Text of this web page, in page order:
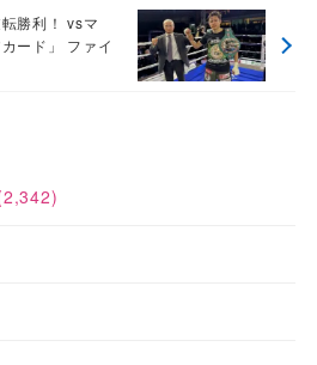
勝利！ vsマ
ード」 ファイ